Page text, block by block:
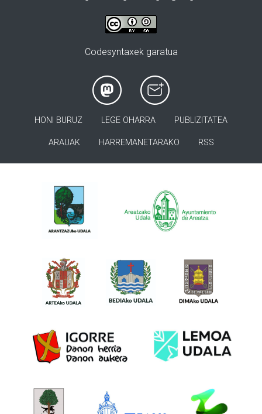
Codesyntaxek garatua
HONI BURUZ LEGE OHARRA PUBLIZITATEA
ARAUAK HARREMANETARAKO RSS